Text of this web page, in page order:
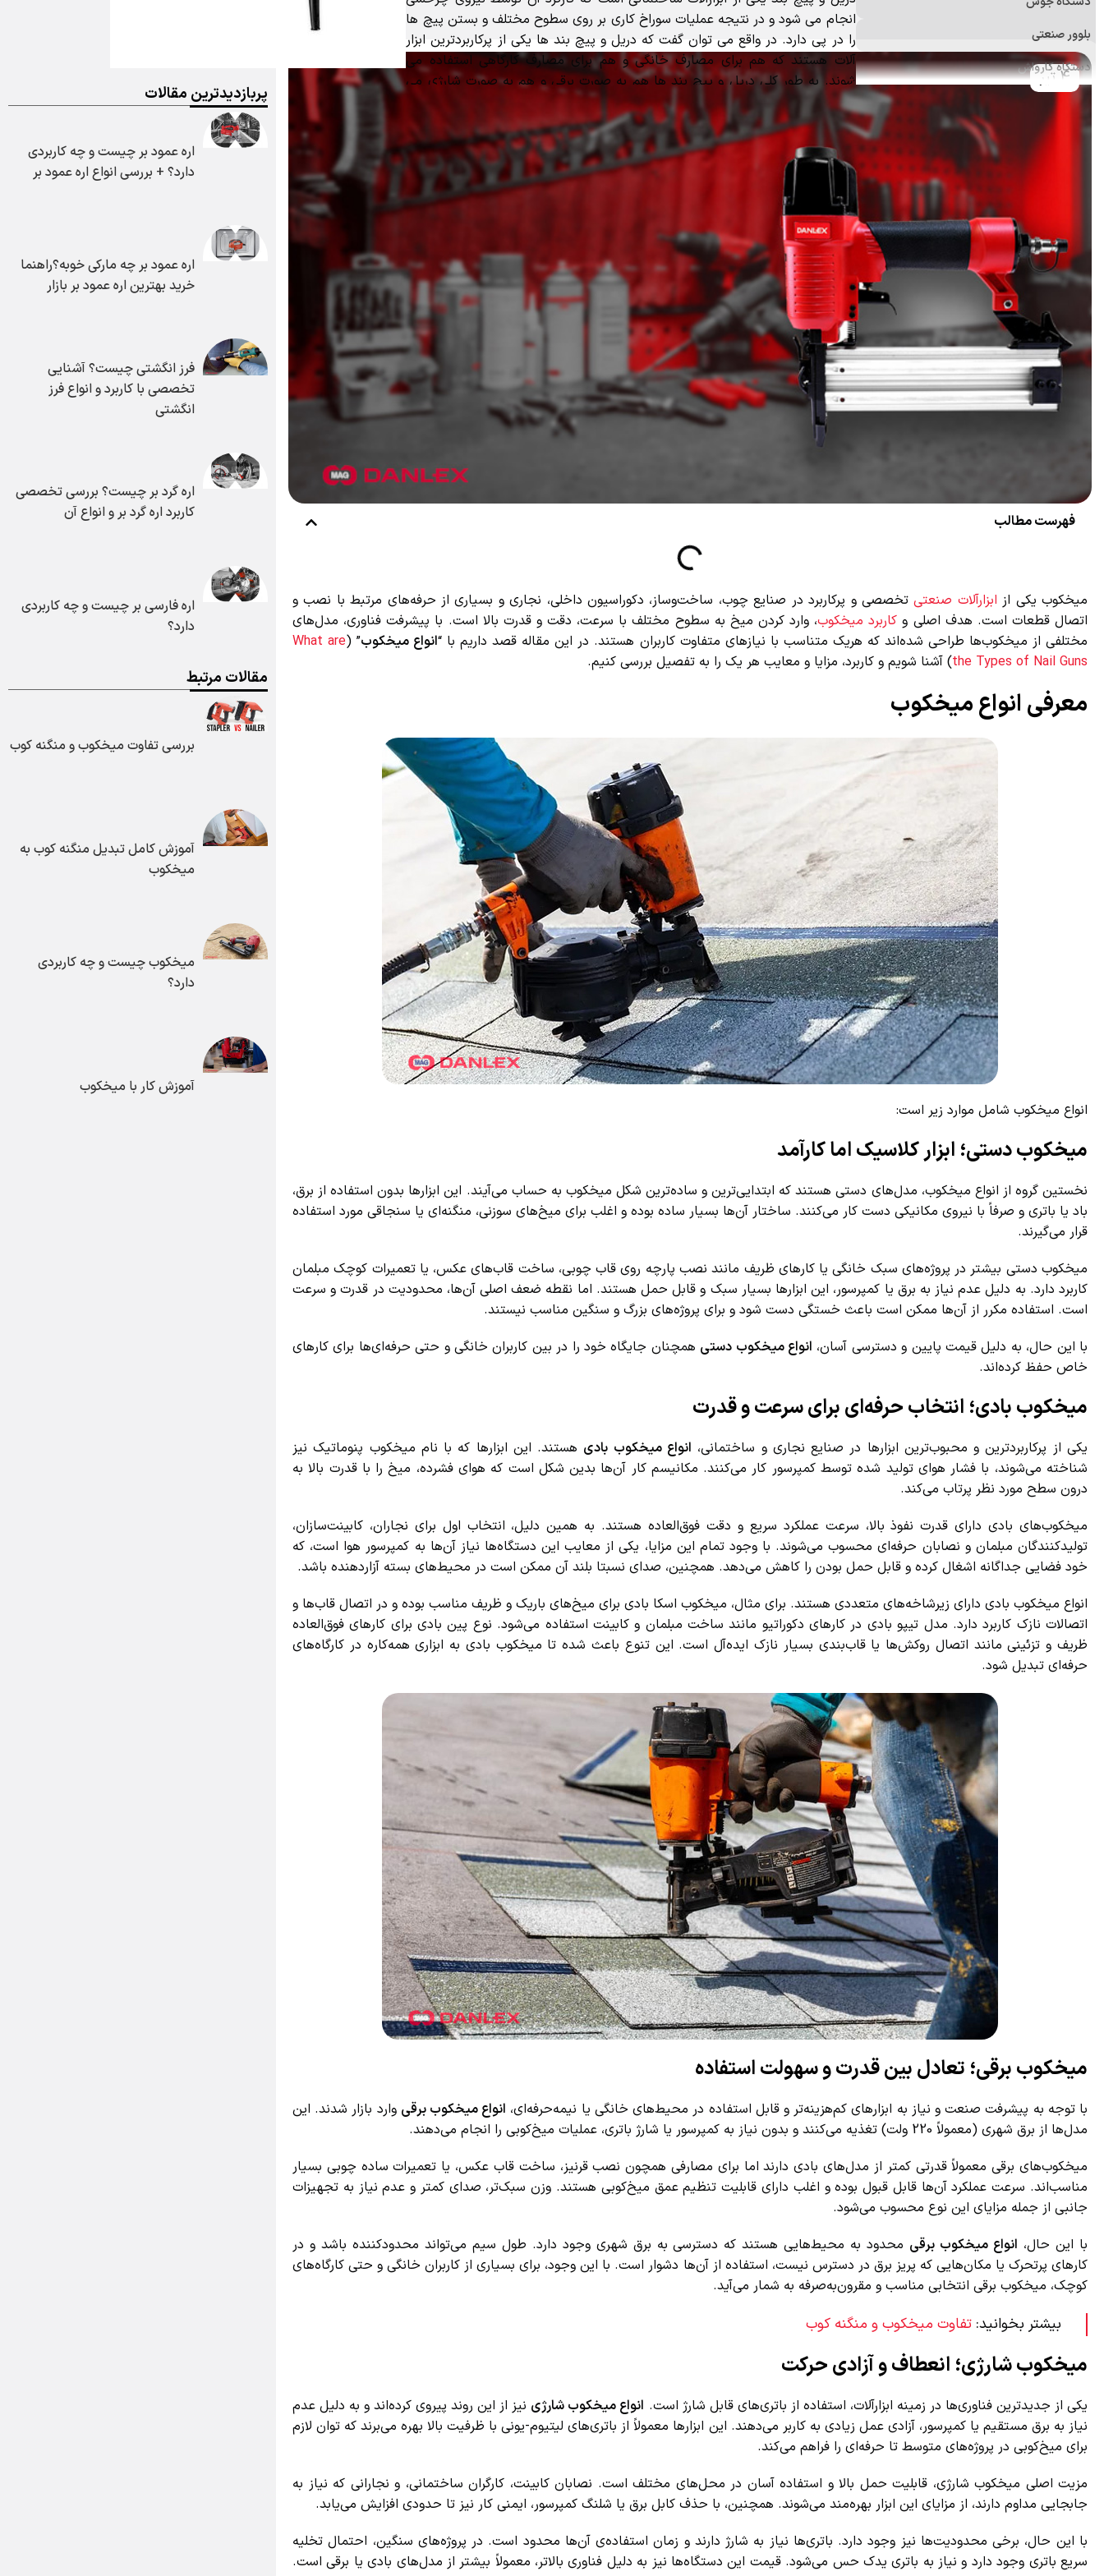
بلوور صنعتی
دستگاه کارواش
دستگاه پولیش
منگنه کوب و میخکوب
ابزارآلات اندازه‌گیری
ابزار و تجهیزات ایمنی
ابزار جانبی
انجام می شود و در نتیجه عملیات سوراخ کاری بر روی سطوح مختلف و بستن پیچ ها
را در پی دارد. در واقع می توان گفت که دریل و پیچ بند ها یکی از پرکاربردترین ابزار
آلات هستند که هم برای مصارف خانگی و هم برای مصارف کارگاهی استفاده می
شوند. به طور کلی دریل و پیچ بند ها هم به صورت برقی و هم به صورت شارژی می
باشند.
فهرست مطالب
میخکوب یکی ازابزارآلات صنعتیتخصصی و پرکاربرد در صنایع چوب، ساخت‌وساز، دکوراسیون داخلی، نجاری و بسیاری از حرفه‌های مرتبط با نصب و
اتصال قطعات است. هدف اصلی وکاربرد میخکوب، وارد کردن میخ به سطوح مختلف با سرعت، دقت و قدرت بالا است. با پیشرفت فناوری، مدل‌های
مختلفی از میخکوب‌ها طراحی شده‌اند که هریک متناسب با نیازهای متفاوت کاربران هستند. در این مقاله قصد داریم با “ انواع میخکوب” (
What are
the Types of Nail Guns) آشنا شویم و کاربرد، مزایا و معایب هر یک را به تفصیل بررسی کنیم.
معرفی انواع میخکوب
انواع میخکوب شامل موارد زیر است:
میخکوب دستی؛ ابزار کلاسیک اما کارآمد
نخستین گروه از انواع میخکوب، مدل‌های دستی هستند که ابتدایی‌ترین و ساده‌ترین شکل میخکوب به حساب می‌آیند. این ابزارها بدون استفاده از برق،
باد یا باتری و صرفاً با نیروی مکانیکی دست کار می‌کنند. ساختار آن‌ها بسیار ساده بوده و اغلب برای میخ‌های سوزنی، منگنه‌ای یا سنجاقی مورد استفاده
قرار می‌گیرند.
میخکوب دستی بیشتر در پروژه‌های سبک خانگی یا کارهای ظریف مانند نصب پارچه روی قاب چوبی، ساخت قاب‌های عکس، یا تعمیرات کوچک مبلمان
کاربرد دارد. به دلیل عدم نیاز به برق یا کمپرسور، این ابزارها بسیار سبک و قابل حمل هستند. اما نقطه ضعف اصلی آن‌ها، محدودیت در قدرت و سرعت
است. استفاده مکرر از آن‌ها ممکن است باعث خستگی دست شود و برای پروژه‌های بزرگ و سنگین مناسب نیستند.
با این حال، به دلیل قیمت پایین و دسترسی آسان،انواع میخکوب دستیهمچنان جایگاه خود را در بین کاربران خانگی و حتی حرفه‌ای‌ها برای کارهای
خاص حفظ کرده‌اند.
میخکوب بادی؛ انتخاب حرفه‌ای برای سرعت و قدرت
یکی از پرکاربردترین و محبوب‌ترین ابزارها در صنایع نجاری و ساختمانی،انواع میخکوب بادیهستند. این ابزارها که با نام میخکوب پنوماتیک نیز
شناخته می‌شوند، با فشار هوای تولید شده توسط کمپرسور کار می‌کنند. مکانیسم کار آن‌ها بدین شکل است که هوای فشرده، میخ را با قدرت بالا به
درون سطح مورد نظر پرتاب می‌کند.
میخکوب‌های بادی دارای قدرت نفوذ بالا، سرعت عملکرد سریع و دقت فوق‌العاده هستند. به همین دلیل، انتخاب اول برای نجاران، کابینت‌سازان،
تولیدکنندگان مبلمان و نصابان حرفه‌ای محسوب می‌شوند. با وجود تمام این مزایا، یکی از معایب این دستگاه‌ها نیاز آن‌ها به کمپرسور هوا است، که
خود فضایی جداگانه اشغال کرده و قابل حمل بودن را کاهش می‌دهد. همچنین، صدای نسبتا بلند آن ممکن است در محیط‌های بسته آزاردهنده باشد.
انواع میخکوب بادی دارای زیرشاخه‌های متعددی هستند. برای مثال، میخکوب اسکا بادی برای میخ‌های باریک و ظریف مناسب بوده و در اتصال قاب‌ها و
اتصالات نازک کاربرد دارد. مدل تیپو بادی در کارهای دکوراتیو مانند ساخت مبلمان و کابینت استفاده می‌شود. نوع پین بادی برای کارهای فوق‌العاده
ظریف و تزئینی مانند اتصال روکش‌ها یا قاب‌بندی بسیار نازک ایده‌آل است. این تنوع باعث شده تا میخکوب بادی به ابزاری همه‌کاره در کارگاه‌های
حرفه‌ای تبدیل شود.
میخکوب برقی؛ تعادل بین قدرت و سهولت استفاده
با توجه به پیشرفت صنعت و نیاز به ابزارهای کم‌هزینه‌تر و قابل استفاده در محیط‌های خانگی یا نیمه‌حرفه‌ای،انواع میخکوب برقیوارد بازار شدند. این
مدل‌ها از برق شهری (معمولاً 220 ولت) تغذیه می‌کنند و بدون نیاز به کمپرسور یا شارژ باتری، عملیات میخ‌کوبی را انجام می‌دهند.
میخکوب‌های برقی معمولاً قدرتی کمتر از مدل‌های بادی دارند اما برای مصارفی همچون نصب قرنیز، ساخت قاب عکس، یا تعمیرات ساده چوبی بسیار
مناسب‌اند. سرعت عملکرد آن‌ها قابل قبول بوده و اغلب دارای قابلیت تنظیم عمق میخ‌کوبی هستند. وزن سبک‌تر، صدای کمتر و عدم نیاز به تجهیزات
جانبی از جمله مزایای این نوع محسوب می‌شود.
با این حال،انواع میخکوب برقیمحدود به محیط‌هایی هستند که دسترسی به برق شهری وجود دارد. طول سیم می‌تواند محدودکننده باشد و در
کارهای پرتحرک یا مکان‌هایی که پریز برق در دسترس نیست، استفاده از آن‌ها دشوار است. با این وجود، برای بسیاری از کاربران خانگی و حتی کارگاه‌های
کوچک، میخکوب برقی انتخابی مناسب و مقرون‌به‌صرفه به شمار می‌آید.
بیشتر بخوانید:تفاوت میخکوب و منگنه کوب
میخکوب شارژی؛ انعطاف و آزادی حرکت
یکی از جدیدترین فناوری‌ها در زمینه ابزارآلات، استفاده از باتری‌های قابل شارژ است.انواع میخکوب شارژینیز از این روند پیروی کرده‌اند و به دلیل عدم
نیاز به برق مستقیم یا کمپرسور، آزادی عمل زیادی به کاربر می‌دهند. این ابزارها معمولاً از باتری‌های لیتیوم-یونی با ظرفیت بالا بهره می‌برند که توان لازم
برای میخ‌کوبی در پروژه‌های متوسط تا حرفه‌ای را فراهم می‌کند.
مزیت اصلی میخکوب شارژی، قابلیت حمل بالا و استفاده آسان در محل‌های مختلف است. نصابان کابینت، کارگران ساختمانی، و نجارانی که نیاز به
جابجایی مداوم دارند، از مزایای این ابزار بهره‌مند می‌شوند. همچنین، با حذف کابل برق یا شلنگ کمپرسور، ایمنی کار نیز تا حدودی افزایش می‌یابد.
با این حال، برخی محدودیت‌ها نیز وجود دارد. باتری‌ها نیاز به شارژ دارند و زمان استفاده‌ی آن‌ها محدود است. در پروژه‌های سنگین، احتمال تخلیه
سریع باتری وجود دارد و نیاز به باتری یدک حس می‌شود. قیمت این دستگاه‌ها نیز به دلیل فناوری بالاتر، معمولاً بیشتر از مدل‌های بادی یا برقی است.
4 تیر
پربازدیدترین مقالات
اره عمود بر چیست و چه کاربردی
دارد؟ + بررسی انواع اره عمود بر
اره عمود بر چه مارکی خوبه؟راهنما
خرید بهترین اره عمود بر بازار
فرز انگشتی چیست؟ آشنایی
تخصصی با کاربرد و انواع فرز
انگشتی
اره گرد بر چیست؟ بررسی تخصصی
کاربرد اره گرد بر و انواع آن
اره فارسی بر چیست و چه کاربردی
دارد؟
مقالات مرتبط
بررسی تفاوت میخکوب و منگنه کوب
آموزش کامل تبدیل منگنه کوب به
میخکوب
میخکوب چیست و چه کاربردی
دارد؟
آموزش کار با میخکوب